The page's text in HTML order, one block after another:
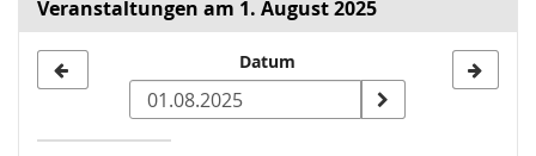
Veranstaltungen am 1. August 2025
zur
Anzeige
Datum